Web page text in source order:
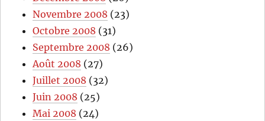
Novembre 2008 (23)
Octobre 2008 (31)
Septembre 2008 (26)
Août 2008 (27)
Juillet 2008 (32)
Juin 2008 (25)
Mai 2008 (24)